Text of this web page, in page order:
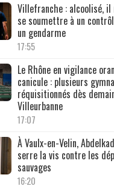
Villefranche : alcoolisé,
se soumettre à un
un gendarme
17:55
Le Rhône en vigilance
canicule : plusieurs
réquisitionnés dès
Villeurbanne
17:07
À Vaulx-en-Velin,
serre la vis contre les
sauvages
16:20